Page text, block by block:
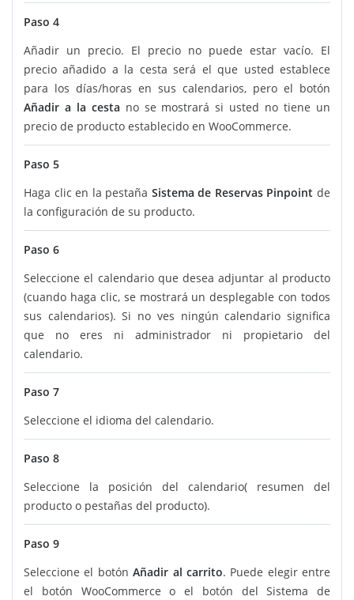
Paso 4
Añadir un precio. El precio no puede estar vacío. El
precio añadido a la cesta será el que usted establece
para los días/horas en sus calendarios, pero el botón
Añadir a la cesta no se mostrará si usted no tiene un
precio de producto establecido en WooCommerce.
Paso 5
Haga clic en la pestaña Sistema de Reservas Pinpoint de
la configuración de su producto.
Paso 6
Seleccione el calendario que desea adjuntar al producto
(cuando haga clic, se mostrará un desplegable con todos
sus calendarios). Si no ves ningún calendario significa
que no eres ni administrador ni propietario del
calendario.
Paso 7
Seleccione el idioma del calendario.
Paso 8
Seleccione la posición del calendario( resumen del
producto o pestañas del producto).
Paso 9
Seleccione el botónAñadir al carrito. Puede elegir entre
el botón WooCommerce o el botón del Sistema de